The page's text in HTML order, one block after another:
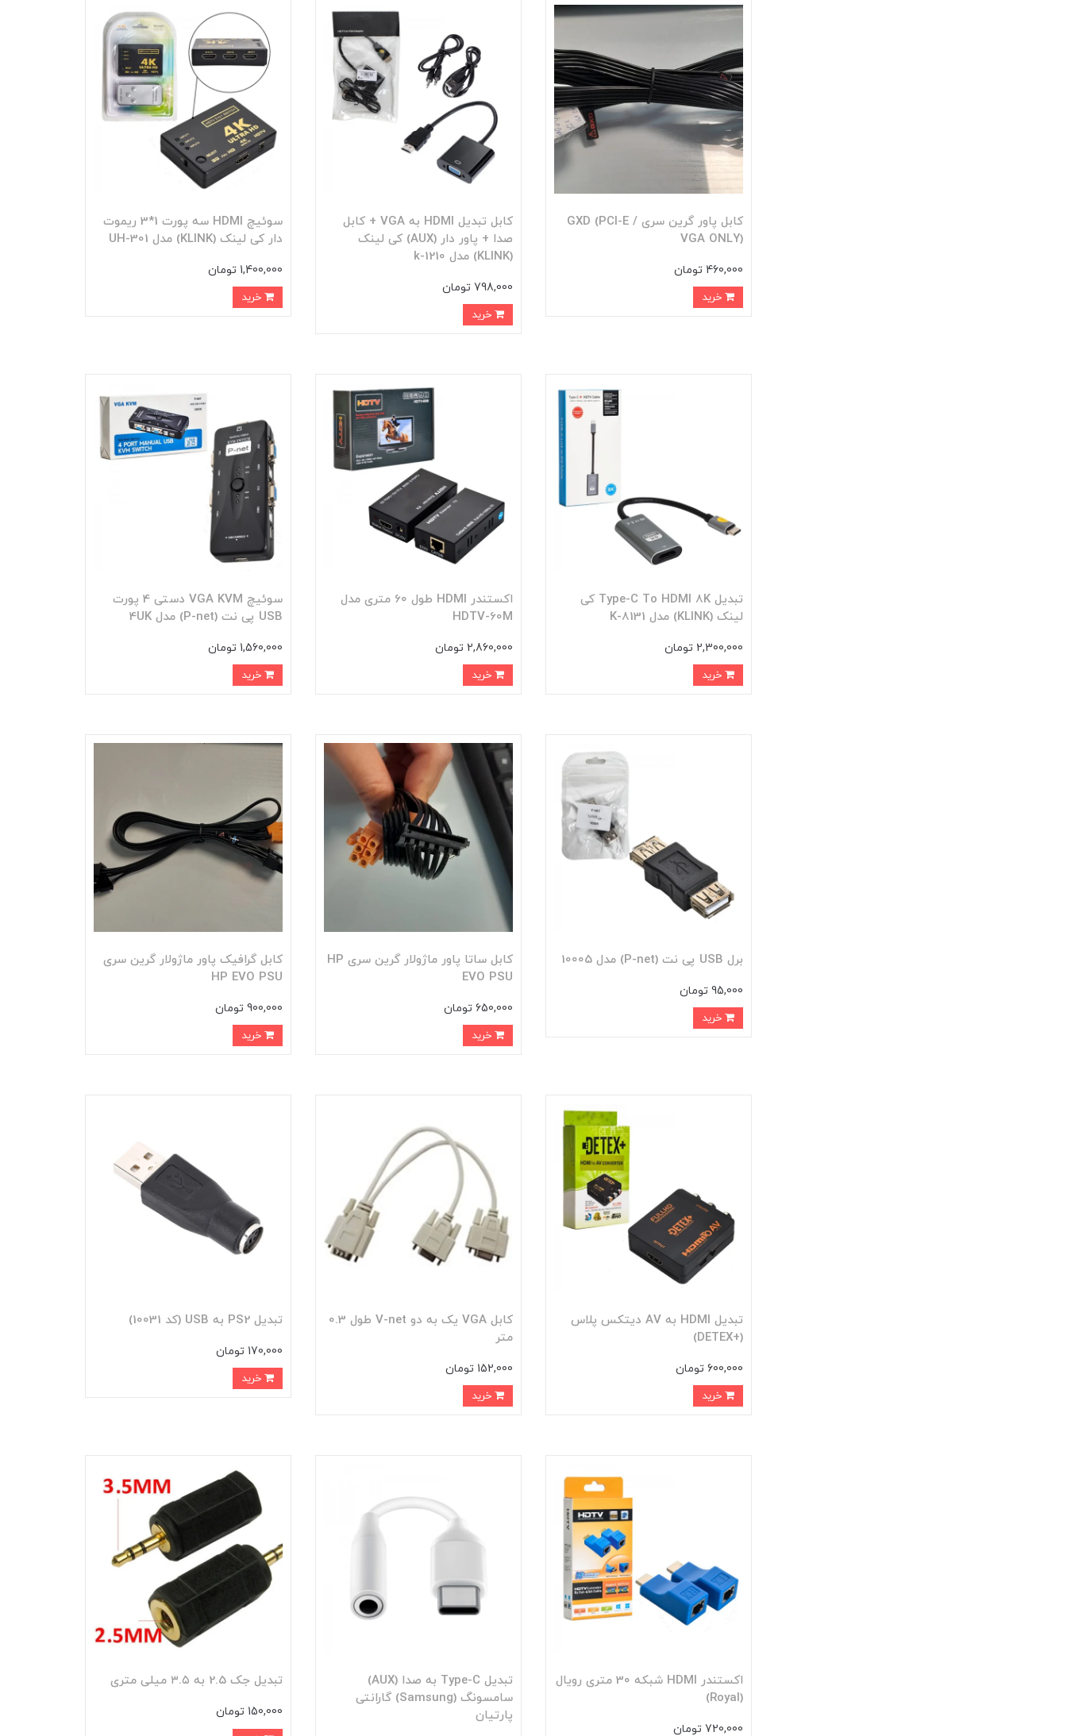
کابل پاور گرین سری GXD (PCI-E /
VGA ONLY)
460,000 تومان
کابل تبدیل HDMI به VGA + کابل
صدا + پاور دار (AUX) کی لینک
(KLINK) مدل k-1210
798,000 تومان
خرید
سوئیچ HDMI سه پورت 1*3 ریموت
دار کی لینک (KLINK) مدل UH-301
1,400,000 تومان
خرید
تبدیل Type-C To HDMI 8K کی
لینک (KLINK) مدل K-8131
2,300,000 تومان
اکستندر HDMI طول 60 متری مدل
HDTV-60M
2,860,000 تومان
خرید
سوئیچ VGA KVM دستی 4 پورت
USB پی نت (P-net) مدل 4UK
1,560,000 تومان
خرید
برل USB پی نت (P-net) مدل 10005
95,000 تومان
کابل ساتا پاور ماژولار گرین سری HP
EVO PSU
650,000 تومان
خرید
کابل گرافیک پاور ماژولار گرین سری
HP EVO PSU
900,000 تومان
خرید
تبدیل HDMI به AV دیتکس پلاس
(+DETEX)
600,000 تومان
کابل VGA یک به دو V-net طول 0.3
متر
152,000 تومان
خرید
تبدیل PS2 به USB (کد 10031)
170,000 تومان
خرید
اکستندر HDMI شبکه 30 متری رویال
(Royal)
720,000 تومان
تبدیل Type-C به صدا (AUX)
سامسونگ (Samsung) گارانتی
پارتیان
تبدیل جک 2.5 به ۳.۵ میلی متری
150,000 تومان